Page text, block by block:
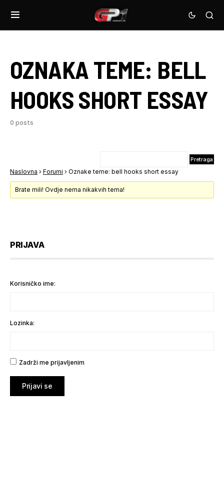
OZNAKA TEME: BELL
HOOKS SHORT ESSAY
0 posts
Naslovna › Forumi › Oznake teme: bell hooks short essay
Brate mili! Ovdje nema nikakvih tema!
PRIJAVA
Korisničko ime:
Lozinka:
Zadrži me prijavljenim
Prijavi se